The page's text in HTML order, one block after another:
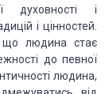
духовності і
і цінностей.
людина стає
до певної
ності людина,